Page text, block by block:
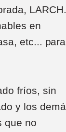
en
etc... para
fríos, sin
y los
que no